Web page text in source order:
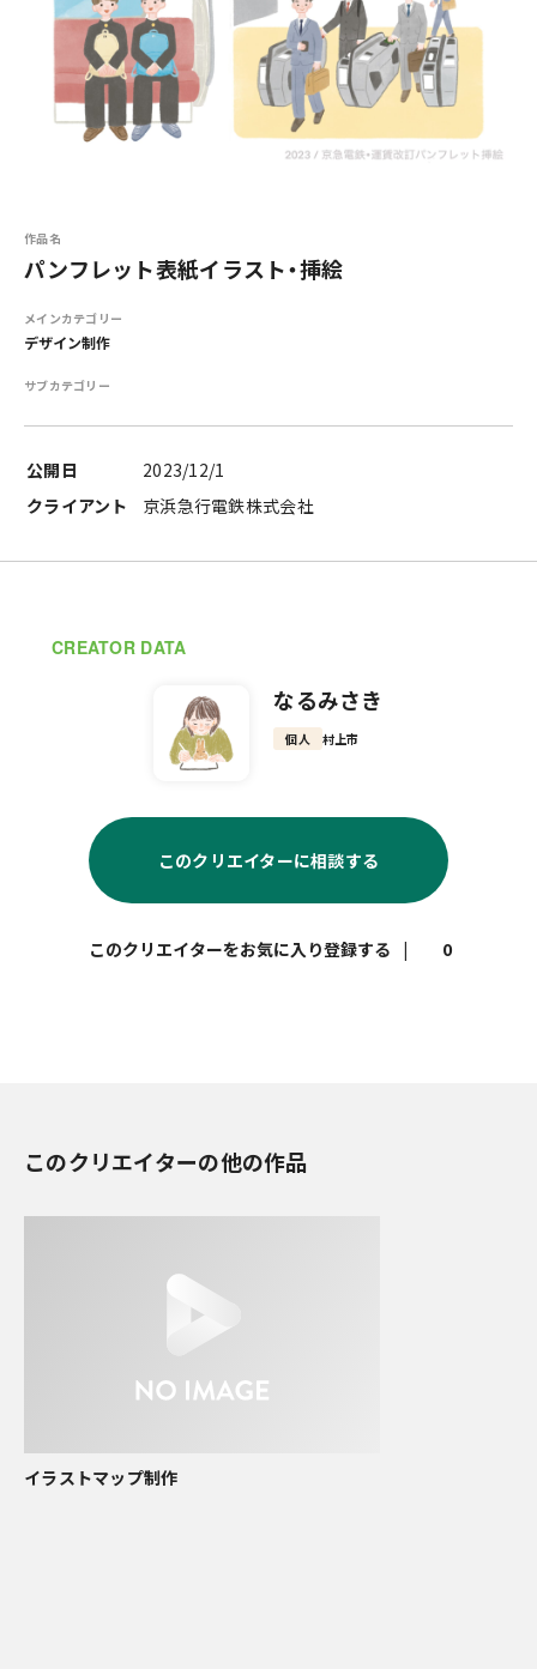
作品名
パンフレット表紙イラスト・挿絵
メインカテゴリー
デザイン制作
サブカテゴリー
公開日
2023/12/1
クライアント
京浜急行電鉄株式会社
CREATOR DATA
なるみさき
個人 村上市
このクリエイターに相談する
| 0
このクリエイターの他の作品
イラストマップ制作